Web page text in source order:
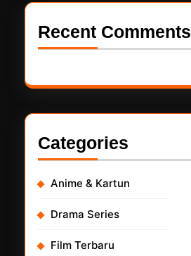
Recent Comments
Categories
Anime & Kartun
Drama Series
Film Terbaru